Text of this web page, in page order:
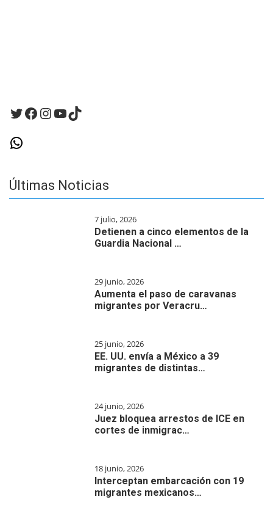
Twitter
Facebook
Instagram
YouTube
TikTok
WhatsApp
Últimas Noticias
7 julio, 2026
Detienen a cinco elementos de la
Guardia Nacional …
29 junio, 2026
Aumenta el paso de caravanas
migrantes por Veracru…
25 junio, 2026
EE. UU. envía a México a 39
migrantes de distintas…
24 junio, 2026
Juez bloquea arrestos de ICE en
cortes de inmigrac…
18 junio, 2026
Interceptan embarcación con 19
migrantes mexicanos…